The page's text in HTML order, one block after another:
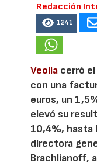
Redacción
1241
Veolia cerró
con una
euros, un
elevó su
10,4%, hasta
directora
Brachlianoff,